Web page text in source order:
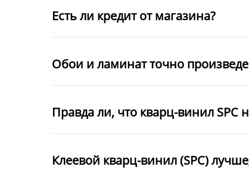
Есть ли кредит от магазина?
Обои и ламинат точно
Правда ли, что кварц-винил SPC
Клеевой кварц-винил (SPC)